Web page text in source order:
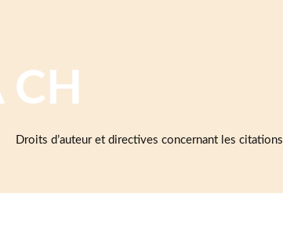
Droits d’auteur et directives concernant les citations